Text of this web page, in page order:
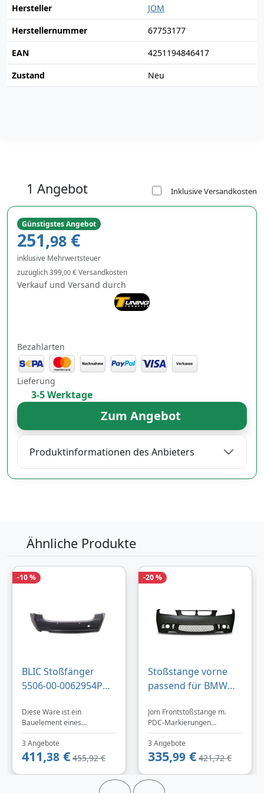
Hersteller
JOM
Herstellernummer
67753177
EAN
4251194846417
Zustand
Neu
1 Angebot Inklusive Versandkosten
Günstigstes Angebot
251,98 €
inklusive Mehrwertsteuer
zuzüglich 399,00 € Versandkosten
Verkauf und Versand durch
Bezahlarten
Lieferung
3-5 Werktage
Zum Angebot
Produktinformationen des Anbieters
Ähnliche Produkte
-10 %
BLIC Stoßfänger
5506-00-0062954P
51127171046
Diese Ware ist ein
Bauelement eines
komplexen Erzeugnisses
(Kraftfahrzeug) und dient als
Ersatz für Originalteile, die
durch ein
Gemeinschaftsgeschmacks
3 Angebote
411,38 € 455,92 €
-20 %
Stoßstange vorne
passend für BMW
Touring PDC Sport
08-11 ABE
Jom Frontstoßstange m.
PDC-Markierungen
Nebelscheinwerfereinsätzen
(5111288JOM) - HSN/TSN:
0005/ANF,0005/AOA,0005/B
CW,0005/ANE,0005/AWC,00
05/AWU,0005/AVU,0005/AW
Q,0005/AWV,0005/AWL,0005
3 Angebote
335,99 € 421,72 €